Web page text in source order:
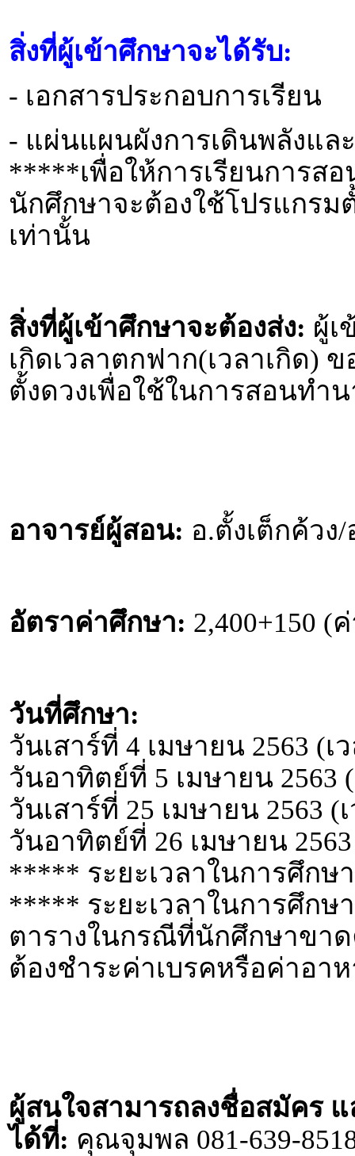
สิ่งที่ผู้เข้าศึกษาจะได้รับ:
- เอกสารประกอบการเรียน
- แผ่นแผนผังการเดินพลังแล
*****เพื่อให้การเรียนการส
นักศึกษาจะต้องใช้โปรแกรม
เท่านั้น
สิ่งที่ผู้เข้าศึกษาจะต้องส่ง: ผู้เ
เกิดเวลาตกฟาก(เวลาเกิด)
ตั้งดวงเพื่อใช้ในการสอนทำ
อาจารย์ผู้สอน: อ.ตั้งเต็กค้ว
อัตราค่าศึกษา: 2,400+150 (
วันที่ศึกษา:
วันเสาร์ที่ 4 เมษายน 2563 (เ
วันอาทิตย์ที่ 5 เมษายน 2563 (
วันเสาร์ที่ 25 เมษายน 2563 (
วันอาทิตย์ที่ 26 เมษายน 2563
***** ระยะเวลาในการศึกษ
***** ระยะเวลาในการศึกษ
ตารางในกรณีที่นักศึกษาขา
ต้องชำระค่าเบรคหรือค่าอาห
ผู้สนใจสามารถลงชื่อสมัคร
ได้ที่: คุณจุมพล 081-639-